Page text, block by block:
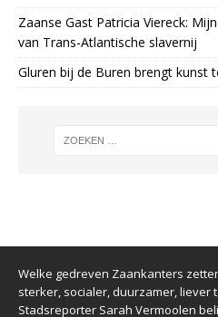
Zaanse Gast Patricia Viereck:
van Trans-Atlantische slavernij
Gluren bij de Buren brengt kunst
Welke gedreven Zaankanters
sterker, socialer, duurzamer, liever
Stadsreporter Sarah Vermoolen